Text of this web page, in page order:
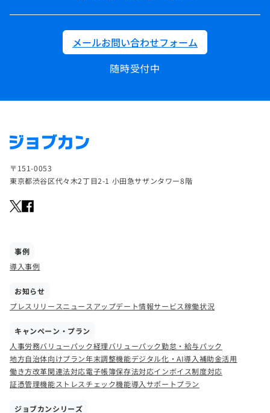
メールお問い合わせフォーム
随時受付中
〒151-0053
東京都渋谷区代々木2丁目2-1 小田急サザンタワー8階
事例
導入事例
お知らせ
プレスリリースニュース アップデート情報サービス稼働状況
キャンペーン・プラン
人事労務バリューパック経理バリューパック勤怠・給与パック
地方自治体向けプラン年末調整機能デジタル化・AI導入補助金活用
働き方改革関連法対応電子帳簿保存法対応インボイス制度対応
証憑管理機能ストレスチェック機能導入サポートプラン
ジョブカンシリーズ